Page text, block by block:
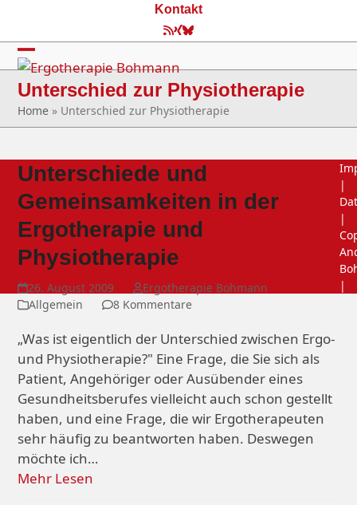
content
Kontakt
RSS
XingBluesky
Open
mobile
menu
Close
mobile
menu
Unterschied zur Physiotherapie
Home » Unterschied zur Physiotherapie
Unterschiede und
Gemeinsamkeiten in der
Ergotherapie und
Physiotherapie
26. August 2009
Ergotherapie Bohmann
Allgemein
8 Kommentare
„Was ist eigentlich der Unterschied zwischen Ergo-
und Physiotherapie?" Eine Frage, die Sie sich als
Patient, Angehöriger oder Ausübender eines
Gesundheitsberufes vielleicht auch schon gestellt
haben, und eine Frage, die wir Ergotherapeuten
sehr häufig zu beantworten haben. Deswegen
möchte ich…
Mehr Lesen
|
|
|